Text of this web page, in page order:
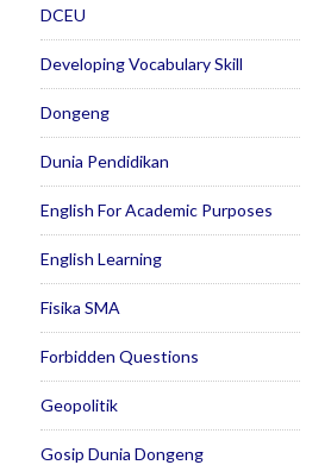
DCEU
Developing Vocabulary Skill
Dongeng
Dunia Pendidikan
English For Academic Purposes
English Learning
Fisika SMA
Forbidden Questions
Geopolitik
Gosip Dunia Dongeng